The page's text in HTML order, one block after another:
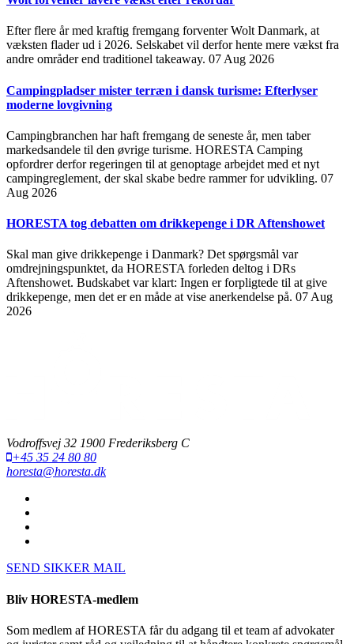
Efter flere år med kraftig fremgang forventer Wolt Danmark, at
væksten flader ud i 2026. Selskabet vil derfor hente mere vækst fra
andre områder end traditionel takeaway. 07 Aug 2026
Campingpladser mister terræn i dansk turisme: Efterlyser
moderne lovgivning
Campingbranchen har haft fremgang de seneste år, men taber
markedsandele til den øvrige turisme. HORESTA Camping
opfordrer derfor regeringen til at genoptage arbejdet med et nyt
campingreglement, der skal skabe bedre rammer for udvikling. 07
Aug 2026
HORESTA tog debatten om drikkepenge i DR Aftenshowet
Skal man give drikkepenge i Danmark? Det spørgsmål var
omdrejningspunktet, da HORESTA forleden deltog i DRs
Aftenshowet. Budskabet var klart: Ingen er forpligtede til at give
drikkepenge, men det er en måde at vise anerkendelse på. 07 Aug
2026
Vodroffsvej 32 1900 Frederiksberg C
+45 35 24 80 80
horesta@horesta.dk
SEND SIKKER MAIL
Bliv HORESTA-medlem
Som medlem af HORESTA får du adgang til et team af advokater